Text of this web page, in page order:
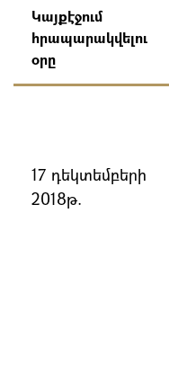
Կայքէջում
հրապարակվելու
օրը
17 դեկտեմբերի
2018թ.